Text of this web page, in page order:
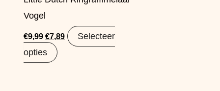
Vogel
€9,99 €7,89
Selecteer
opties